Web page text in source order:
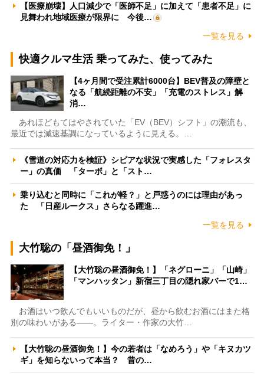
【医療崩壊】人口減少で「医師不足」に加えて「患者不足」に
見舞われ地域医療が限界に 今後…
一覧を見る
快適クルマ生活 乗ってみた、使ってみた
【4ヶ月間で受注累計6000台】BEV普及の障壁と
なる「航続距離の不安」「充電のストレス」解
消…
あれほどもてはやされていた「EV（BEV）シフト」の潮流も、
最近では減速基調になっているように見える。…
《雪道の対応力を検証》シビアな状況で実感した「フォレスタ
ー」の真価 「ターボ」と「スト…
乗り込むと同時に「これが軽？」と戸惑うのには理由があっ
た 「日産ルークス」さらなる躍進…
一覧を見る
大竹聡の「昼酒御免！」
【大竹聡の昼酒御免！】「ネグローニ」「山崎」
「マンハッタン」新宿三丁目の隠れ家バーで1…
お酒はいつ飲んでもいいものだが、昼から飲むお酒にはまた格
別の味わいがある――。ライター・作家の大竹…
【大竹聡の昼酒御免！】今の若者は「なめろう」や「キヌカツ
ギ」を知らないって本当？ 昔の…